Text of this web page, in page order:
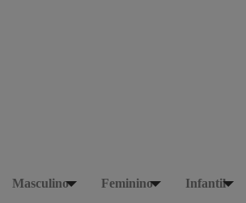
Masculino Feminino Infantil